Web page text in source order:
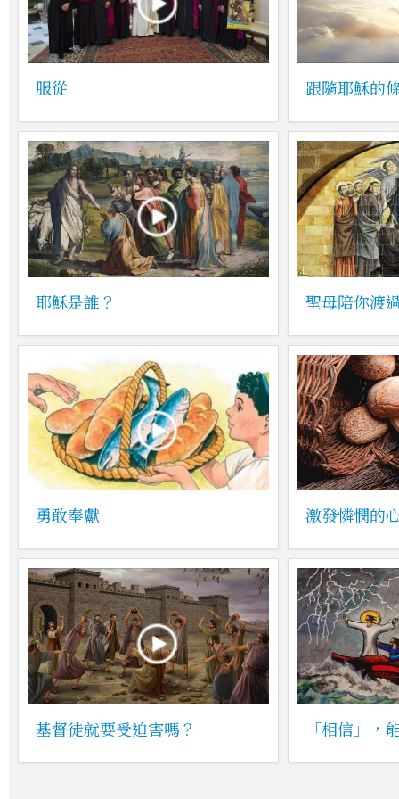
服從 跟隨耶穌的
耶穌是誰？ 聖母陪你渡
勇敢奉獻 激發憐憫的
基督徒就要受迫害嗎？ 「相信」，